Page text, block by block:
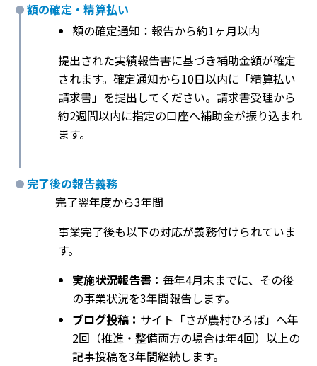
額の確定・精算払い
額の確定通知：報告から約1ヶ月以内
提出された実績報告書に基づき補助金額が確定
されます。確定通知から10日以内に「精算払い
請求書」を提出してください。請求書受理から
約2週間以内に指定の口座へ補助金が振り込まれ
ます。
完了後の報告義務
完了翌年度から3年間
事業完了後も以下の対応が義務付けられていま
す。
実施状況報告書： 毎年4月末までに、その後
の事業状況を3年間報告します。
ブログ投稿： サイト「さが農村ひろば」へ年
2回（推進・整備両方の場合は年4回）以上の
記事投稿を3年間継続します。